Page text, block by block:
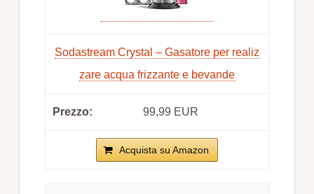
Sodastream Crystal – Gasatore per realiz
zare acqua frizzante e bevande
99,99 EUR
Acquista su Amazon